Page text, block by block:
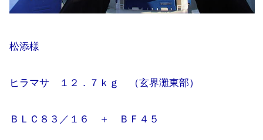
松添様
ヒラマサ １２．７ｋｇ （玄界灘東部）
ＢＬＣ８３／１６ ＋ ＢＦ４５